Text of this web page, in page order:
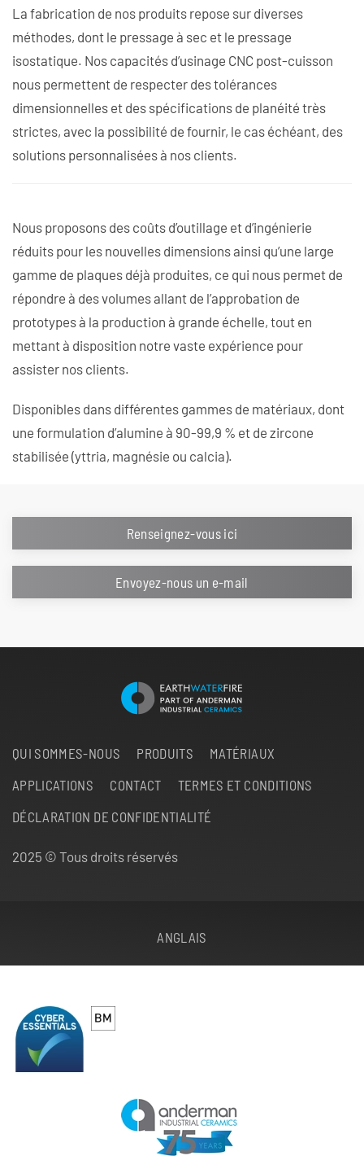
La fabrication de nos produits repose sur diverses
méthodes, dont le pressage à sec et le pressage
isostatique. Nos capacités d’usinage CNC post-cuisson
nous permettent de respecter des tolérances
dimensionnelles et des spécifications de planéité très
strictes, avec la possibilité de fournir, le cas échéant, des
solutions personnalisées à nos clients.
Nous proposons des coûts d’outillage et d’ingénierie
réduits pour les nouvelles dimensions ainsi qu’une large
gamme de plaques déjà produites, ce qui nous permet de
répondre à des volumes allant de l’approbation de
prototypes à la production à grande échelle, tout en
mettant à disposition notre vaste expérience pour
assister nos clients.
Disponibles dans différentes gammes de matériaux, dont
une formulation d’alumine à 90-99,9 % et de zircone
stabilisée (yttria, magnésie ou calcia).
Renseignez-vous ici
Envoyez-nous un e-mail
QUI SOMMES-NOUS PRODUITS
MATÉRIAUX
APPLICATIONS
CONTACT
TERMES ET CONDITIONS
DÉCLARATION DE CONFIDENTIALITÉ
2025 © Tous droits réservés
ANGLAIS